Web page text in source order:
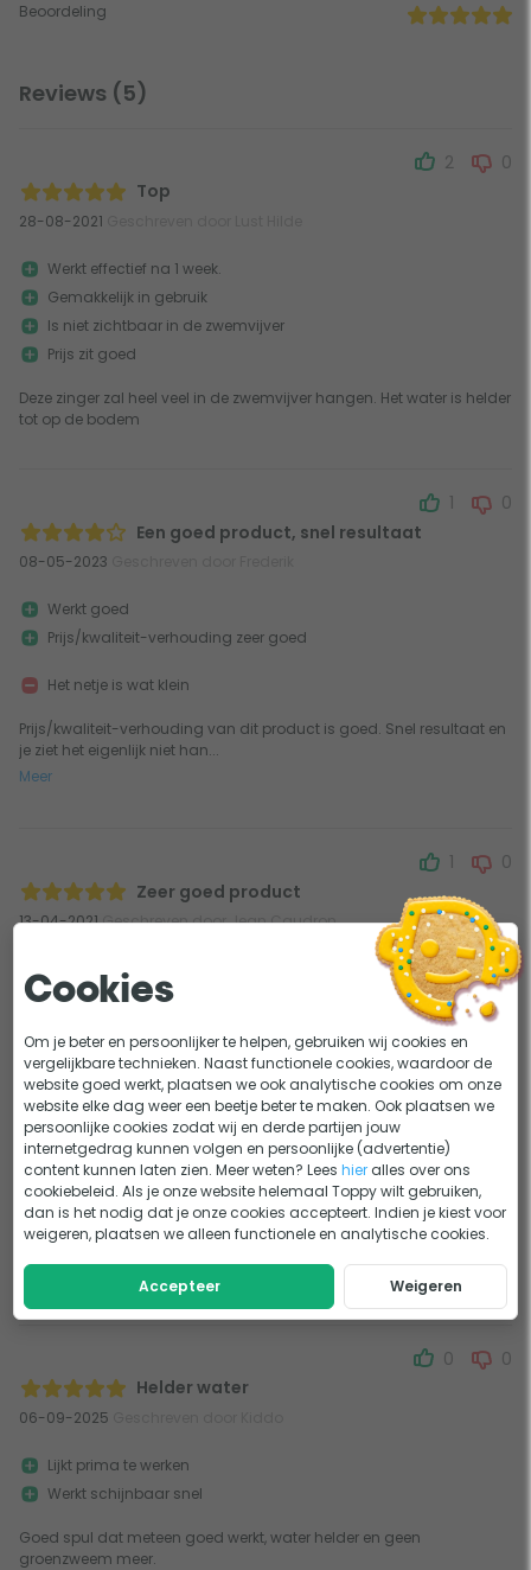
Beoordeling
Reviews (5)
Top
28-08-2021
2 0
Deze zinger zal heel veel in de zwemvijver hangen. Het water is helder
tot op de bodem
Werkt effectief na 1 week.
Gemakkelijk in gebruik
Is niet zichtbaar in de zwemvijver
Prijs zit goed
Een goed product, snel resultaat
08-05-2023
1 0
Prijs/kwaliteit-verhouding van dit product is goed. Snel resultaat en
je ziet het eigenlijk niet han...
Meer
Werkt goed
Prijs/kwaliteit-verhouding zeer goed
Het netje is wat klein
Zeer goed product
13-04-2021Geschreven door Jean Caudron
1 0
Gemakkelijk te gebruiken
Duidelijke omschrijving product
12-04-2021Geschreven door Stephan Arendts
1
Waar voor je geld.
Snelle levering
Prima product
Helder water
06-09-2025
0 0
Goed spul dat meteen goed werkt, water helder en geen
groenzweem meer.
Lijkt prima te werken
Werkt schijnbaar snel
Cookies
Om je beter en persoonlijker te helpen, gebruiken wij cookies en
vergelijkbare technieken. Naast functionele cookies, waardoor de
website goed werkt, plaatsen we ook analytische cookies om onze
website elke dag weer een beetje beter te maken. Ook plaatsen we
persoonlijke cookies zodat wij en derde partijen jouw
internetgedrag kunnen volgen en persoonlijke (advertentie)
content kunnen laten zien. Meer weten? Leeshier alles over ons
cookiebeleid. Als je onze website helemaal Toppy wilt gebruiken,
dan is het nodig dat je onze cookies accepteert. Indien je kiest voor
weigeren, plaatsen we alleen functionele en analytische cookies.
Accepteer Weigeren